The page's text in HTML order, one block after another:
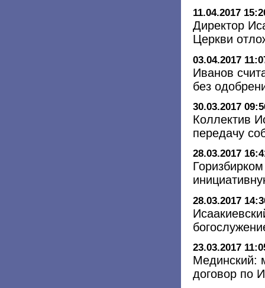
11.04.2017
Директор
Церкви
03.04.2017
Иванов
без
30.03.2017
Коллектив
передачу
28.03.2017
28.03.2017
23.03.2017
Мединский:
договор по